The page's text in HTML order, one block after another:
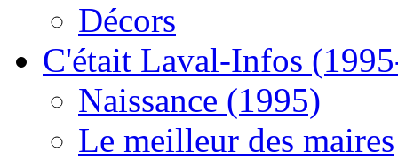
Décors
C'était Laval-Infos
Naissance (1995)
Le meilleur des maires